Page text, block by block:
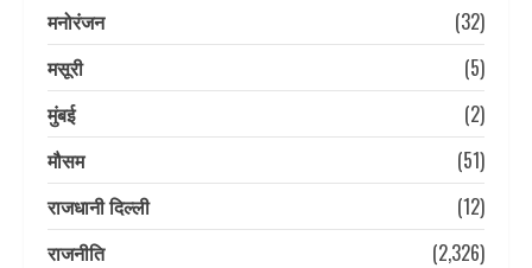
मनोरंजन
(32)
मसूरी
(5)
मुंबई
(2)
मौसम
(51)
राजधानी दिल्ली
(12)
राजनीति
(2,326)